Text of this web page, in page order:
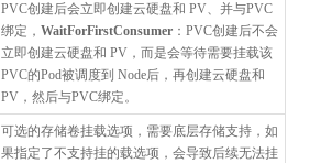
PVC创建后会立即创建云硬盘和 PV、并与PVC
绑定， WaitForFirstConsumer ：PVC创建后不会
立即创建云硬盘和 PV，而是会等待需要挂载该
PVC的Pod被调度到 Node后，再创建云硬盘和
PV，然后与PVC绑定。
可选的存储卷挂载选项，需要底层存储支持，如
果指定了不支持挂的载选项，会导致后续无法挂